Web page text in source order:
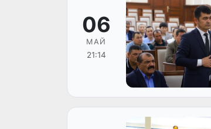
06
МАЙ
21:14